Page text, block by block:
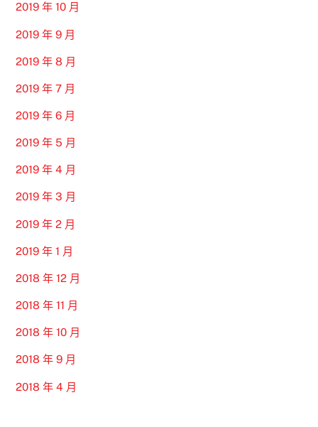
2019 年 10 月
2019 年 9 月
2019 年 8 月
2019 年 7 月
2019 年 6 月
2019 年 5 月
2019 年 4 月
2019 年 3 月
2019 年 2 月
2019 年 1 月
2018 年 12 月
2018 年 11 月
2018 年 10 月
2018 年 9 月
2018 年 4 月